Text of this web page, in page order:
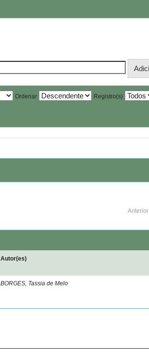
Ordenar Registro(s)
Anterior
Autor(es)
BORGES, Tassia de Melo